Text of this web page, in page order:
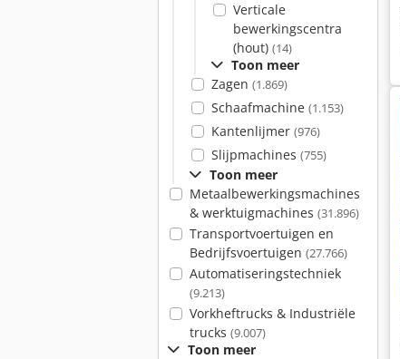
Verticale
bewerkingscentra
(hout) (14)
Toon meer
Zagen (1.869)
Schaafmachine (1.153)
Kantenlijmer (976)
Slijpmachines (755)
Toon meer
Metaalbewerkingsmachines
& werktuigmachines (31.896)
Transportvoertuigen en
Bedrijfsvoertuigen (27.766)
Automatiseringstechniek
(9.213)
Vorkheftrucks & Industriële
trucks (9.007)
Toon meer